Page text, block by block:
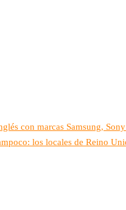
con marcas Samsung,
los locales de Reino